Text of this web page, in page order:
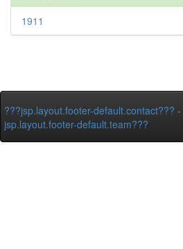
1911
???jsp.layout.footer-default.contact??? -
jsp.layout.footer-default.team???